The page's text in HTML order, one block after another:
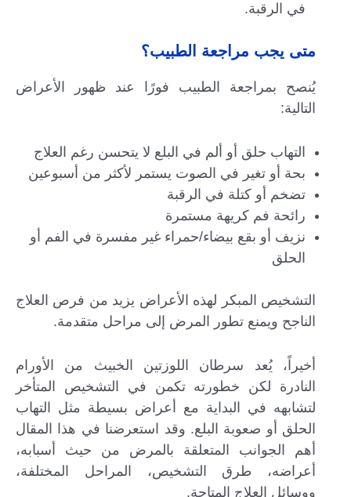
في الرقبة.
متى يجب مراجعة الطبيب؟
يُنصح بمراجعة الطبيب فورًا عند ظهور الأعراض
التالية:
التهاب حلق أو ألم في البلع لا يتحسن رغم العلاج
بحة أو تغير في الصوت يستمر لأكثر من أسبوعين
تضخم أو كتلة في الرقبة
رائحة فم كريهة مستمرة
نزيف أو بقع بيضاء/حمراء غير مفسرة في الفم أو
الحلق
التشخيص المبكر لهذه الأعراض يزيد من فرص العلاج
الناجح ويمنع تطور المرض إلى مراحل متقدمة.
أخيراً، يُعد سرطان اللوزتين الخبيث من الأورام
النادرة لكن خطورته تكمن في التشخيص المتأخر
لتشابهه في البداية مع أعراض بسيطة مثل التهاب
الحلق أو صعوبة البلع. وقد استعرضنا في هذا المقال
أهم الجوانب المتعلقة بالمرض من حيث أسبابه،
أعراضه، طرق التشخيص، المراحل المختلفة،
ووسائل العلاج المتاحة.